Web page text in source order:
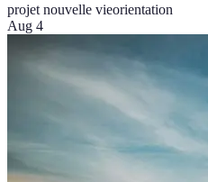
projet nouvelle vieorientation
Aug 4